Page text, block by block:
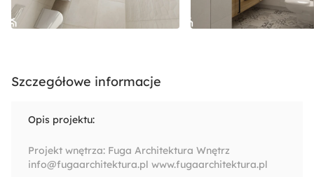
Szczegółowe informacje
Opis projektu:
Projekt wnętrza: Fuga Architektura Wnętrz
info@fugaarchitektura.pl www.fugaarchitektura.pl